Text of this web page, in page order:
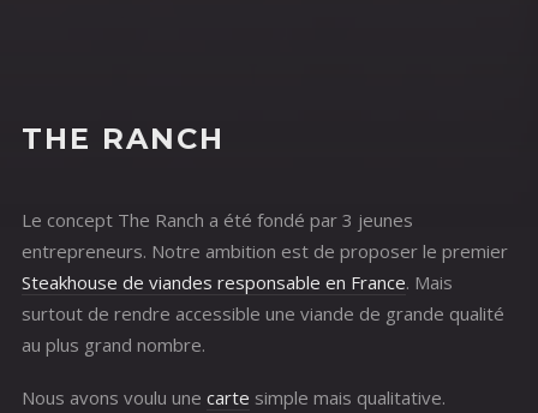
THE RANCH
Le concept The Ranch a été fondé par 3 jeunes
entrepreneurs. Notre ambition est de proposer le premier
Steakhouse de viandes responsable en France. Mais
surtout de rendre accessible une viande de grande qualité
au plus grand nombre.
Nous avons voulu une carte simple mais qualitative.